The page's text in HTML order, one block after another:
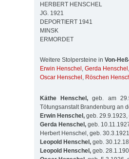
HERBERT HENSCHEL
JG. 1921
DEPORTIERT 1941
MINSK
ERMORDET
Weitere Stolpersteine in Von-
Erwin Henschel ,Gerda Henschel ,
Oscar Henschel , Röschen
Käthe Henschel, geb. am
Tötungsanstalt Brandenburg an
Erwin Henschel, geb.
Gerda Henschel, geb.
Herbert Henschel, geb.
Leopold Henschel, geb.
Leopold Henschel, geb.